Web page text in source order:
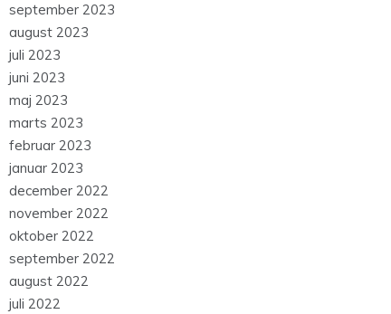
september 2023
august 2023
juli 2023
juni 2023
maj 2023
marts 2023
februar 2023
januar 2023
december 2022
november 2022
oktober 2022
september 2022
august 2022
juli 2022